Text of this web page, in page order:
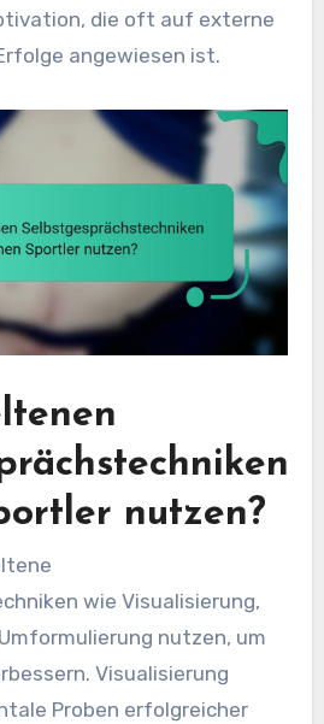
die oft auf externe
angewiesen ist.
nutzen?
wie Visualisierung,
nutzen, um
Visualisierung
Proben erfolgreicher